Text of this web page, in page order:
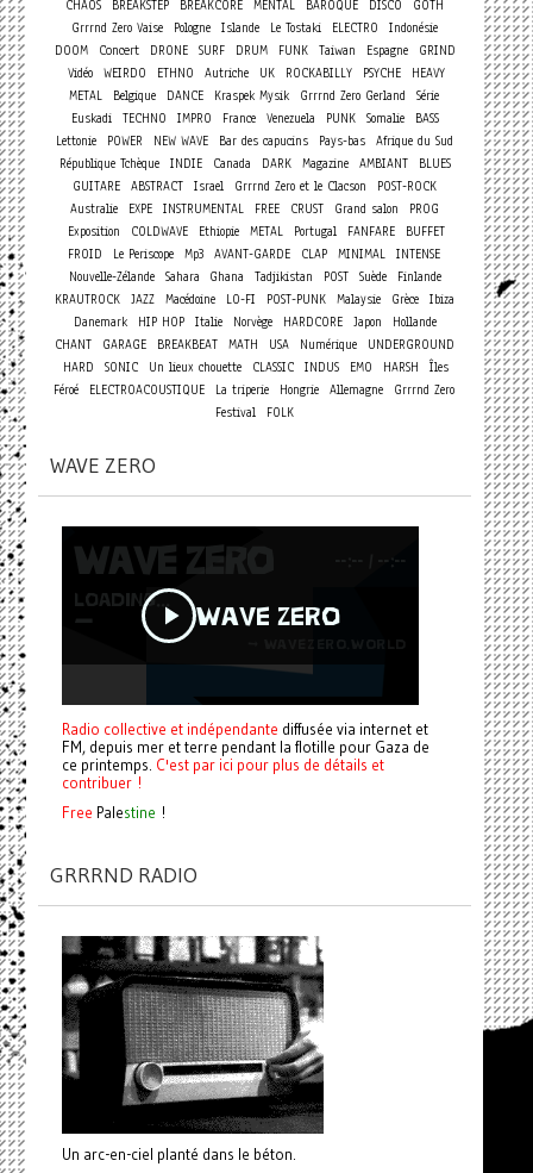
CHAOS BREAKSTEP BREAKCORE MENTAL BAROQUE DISCO
GOTH
Grrrnd Zero Vaise
Pologne Islande Le Tostaki ELECTRO
Indonésie
DOOM
Concert DRONE SURF DRUM FUNK Taiwan Espagne
GRIND
Vidéo
WEIRDO ETHNO Autriche UK ROCKABILLY PSYCHE
HEAVY
METAL
Belgique DANCE Kraspek Mysik Grrrnd Zero Gerland
Série
Euskadi
TECHNO IMPRO France Venezuela PUNK Somalie
BASS
Lettonie
POWER NEW WAVE Bar des capucins Pays-bas Afrique du Sud
République Tchèque
INDIE Canada DARK Magazine AMBIANT
BLUES
GUITARE ABSTRACT Israel Grrrnd Zero et le Clacson
POST-ROCK
Australie
EXPE INSTRUMENTAL FREE CRUST Grand salon
PROG
Exposition
COLDWAVE Ethiopie METAL Portugal FANFARE
BUFFET
FROID
Le Periscope Mp3 AVANT-GARDE CLAP MINIMAL
INTENSE
Nouvelle-Zélande
Sahara Ghana Tadjikistan POST Suède
Finlande
KRAUTROCK JAZZ Macédoine LO-FI POST-PUNK Malaysie Grèce Ibiza
Danemark
HIP HOP Italie Norvège HARDCORE Japon
Hollande
CHANT
GARAGE BREAKBEAT MATH USA Numérique
UNDERGROUND
HARD
SONIC Un lieux chouette CLASSIC INDUS EMO HARSH
Îles
Féroé
ELECTROACOUSTIQUE La triperie Hongrie Allemagne
Grrrnd Zero
Festival
FOLK
WAVE ZERO
Radio collective et indépendante diffusée via internet et
FM, depuis mer et terre pendant la flotille pour Gaza de
ce printemps. C'est par ici pour plus de détails et
contribuer !
Free Palestine !
GRRRND RADIO
Un arc-en-ciel planté dans le béton.